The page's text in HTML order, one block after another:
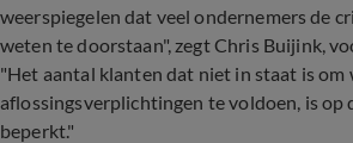
weerspiegelen dat veel ondernemers de
weten te doorstaan", zegt Chris Buijink,
"Het aantal klanten dat niet in staat is om
aflossingsverplichtingen te voldoen, is op
beperkt."